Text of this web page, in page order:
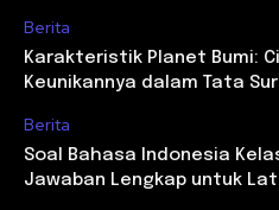
Berita
Karakteristik Planet Bumi:
Keunikannya dalam Tata
Berita
Soal Bahasa Indonesia
Jawaban Lengkap untuk